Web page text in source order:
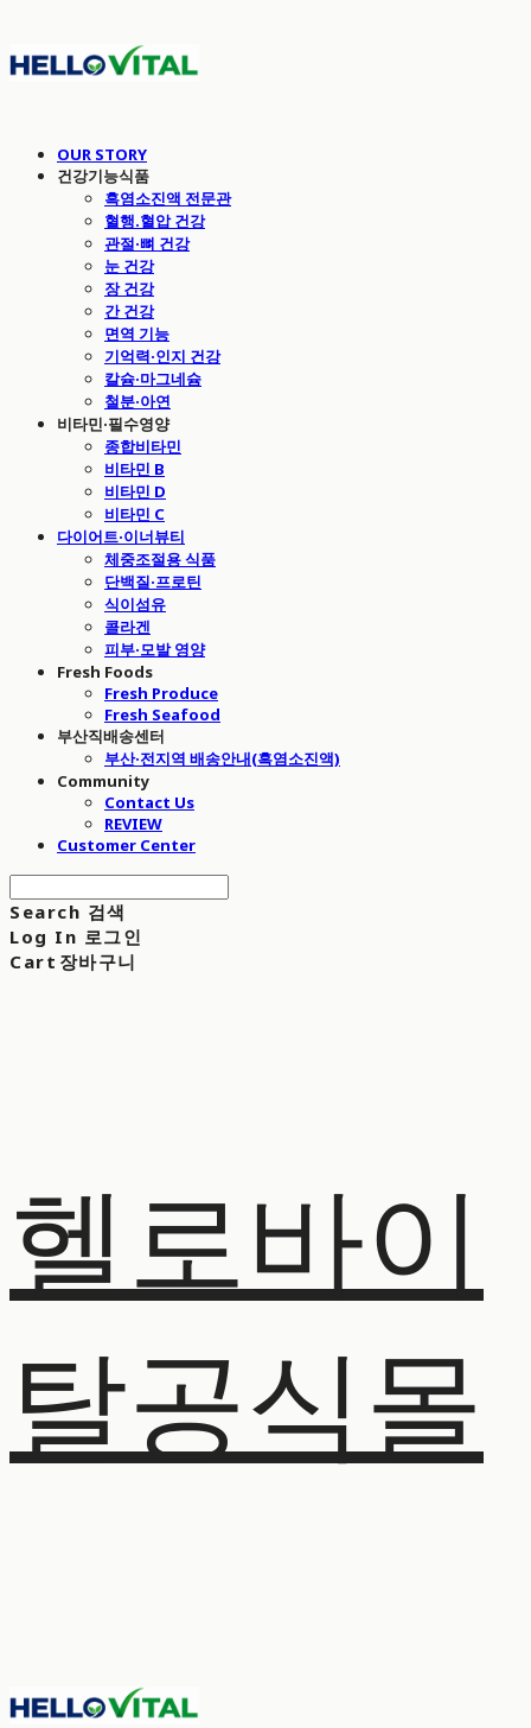
OUR STORY
건강기능식품
흑염소진액 전문관
혈행.혈압 건강
관절·뼈 건강
눈 건강
장 건강
간 건강
면역 기능
기억력·인지 건강
칼슘·마그네슘
철분·아연
비타민·필수영양
종합비타민
비타민 B
비타민 D
비타민 C
다이어트·이너뷰티
체중조절용 식품
단백질·프로틴
식이섬유
콜라겐
피부·모발 영양
Fresh Foods
Fresh Produce
Fresh Seafood
부산직배송센터
부산·전지역 배송안내(흑염소진액)
Community
Contact Us
REVIEW
Customer Center
Search 검색
Log In 로그인
Cart 장바구니
헬로바이
탈공식몰